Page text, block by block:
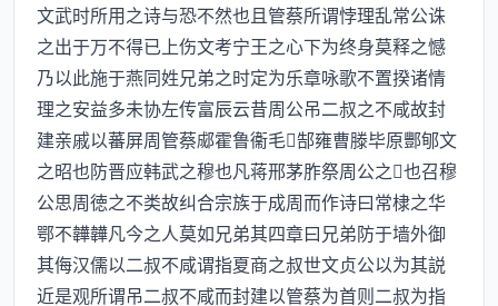
文武时所用之诗与恐不然也且管蔡所谓悖理乱常公诛
之出于万不得已上伤文考宁王之心下为终身莫释之憾
乃以此施于燕同姓兄弟之时定为乐章咏歌不置揆诸情
理之安益多未协左传富辰云昔周公吊二叔之不咸故封
建亲戚以蕃屏周管蔡郕霍鲁衞毛郜雍曹滕毕原酆郇文
之昭也防晋应韩武之穆也凡蒋邢茅胙祭周公之也召穆
公思周徳之不类故纠合宗族于成周而作诗曰常棣之华
鄂不韡韡凡今之人莫如兄弟其四章曰兄弟防于墙外御
其侮汉儒以二叔不咸谓指夏商之叔世文贞公以为其説
近是观所谓吊二叔不咸而封建以管蔡为首则二叔为指